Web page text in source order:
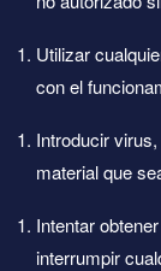
Utilizar
con el
Introducir
material que
Intentar
interrumpir